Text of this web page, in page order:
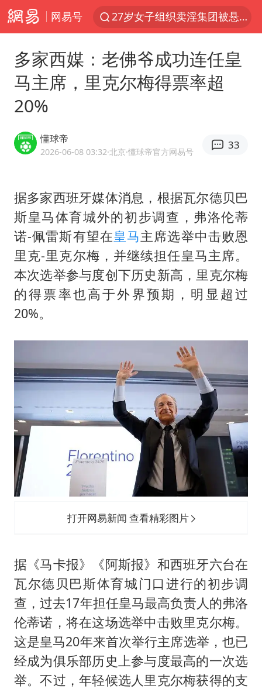
网易号
27岁女子组织卖淫集团被悬赏通缉
泰国校园枪击案死亡人数升至7人
改名后的“青海拉面”店
泰高官回应中国人在泰遭歧视：全面调查
女子开一天一夜空调后二氧化碳中毒
男子杀人后逃进深山21年活得像野人
985博士后被曝在妻子孕期出轨后续
“空调24小时开着更省电”不实
粉笔教育发布“自曝式”公开信
多家西媒：老佛爷成功连任皇
马主席，里克尔梅得票率超
20%
懂球帝
2026-06-08 03:32·北京·懂球帝官方网易号
33
据多家西班牙媒体消息，根据瓦尔德贝巴
斯皇马体育城外的初步调查，弗洛伦蒂
诺-佩雷斯有望在皇马主席选举中击败恩
里克-里克尔梅，并继续担任皇马主席。
本次选举参与度创下历史新高，里克尔梅
的得票率也高于外界预期，明显超过
20%。
打开网易新闻 查看精彩图片
据《马卡报》《阿斯报》和西班牙六台在
瓦尔德贝巴斯体育城门口进行的初步调
查，过去17年担任皇马最高负责人的弗洛
伦蒂诺，将在这场选举中击败里克尔梅。
这是皇马20年来首次举行主席选举，也已
经成为俱乐部历史上参与度最高的一次选
举。不过，年轻候选人里克尔梅获得的支